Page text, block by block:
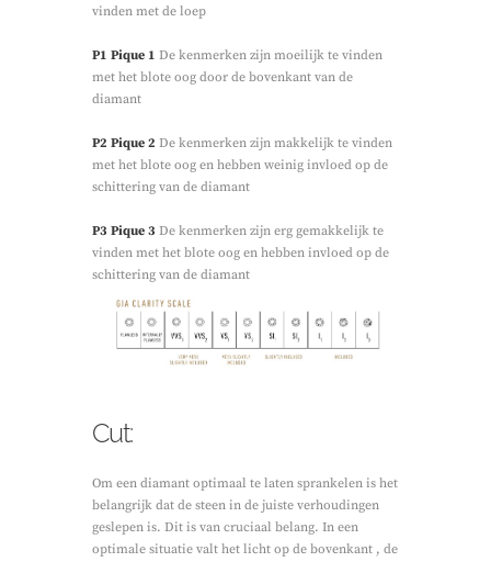
vinden met de loep
P1 Pique 1 De kenmerken zijn moeilijk te vinden
met het blote oog door de bovenkant van de
diamant
P2 Pique 2 De kenmerken zijn makkelijk te vinden
met het blote oog en hebben weinig invloed op de
schittering van de diamant
P3 Pique 3 De kenmerken zijn erg gemakkelijk te
vinden met het blote oog en hebben invloed op de
schittering van de diamant
Cut:
Om een diamant optimaal te laten sprankelen is het
belangrijk dat de steen in de juiste verhoudingen
geslepen is. Dit is van cruciaal belang. In een
optimale situatie valt het licht op de bovenkant , de